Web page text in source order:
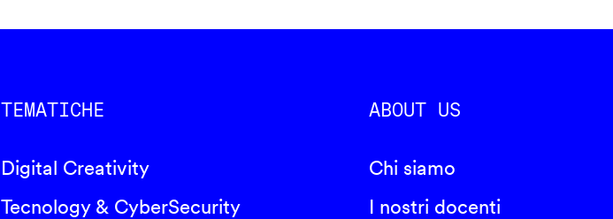
TEMATICHE
Digital Creativity
Tecnology & CyberSecurity
ABOUT US
Chi siamo
I nostri docenti